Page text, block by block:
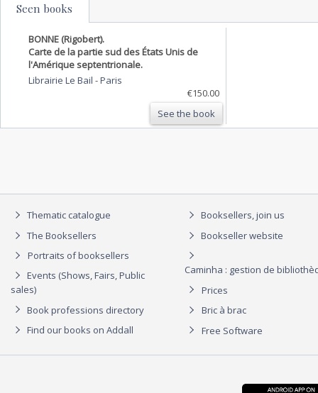
Seen books
BONNE (Rigobert).
Carte de la partie sud des États Unis de
l'Amérique septentrionale.
Librairie Le Bail -Paris
€150.00
See the book
Thematic catalogue
The Booksellers
Portraits of booksellers
Events (Shows, Fairs, Public
sales)
Book professions directory
Find our books on Addall
Booksellers, join us
Bookseller website
Caminha : gestion de
Prices
Bric à brac
Free Software